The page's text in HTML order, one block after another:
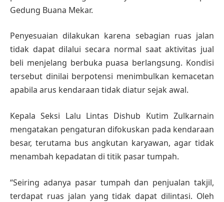
Gedung Buana Mekar.
Penyesuaian dilakukan karena sebagian ruas jalan
tidak dapat dilalui secara normal saat aktivitas jual
beli menjelang berbuka puasa berlangsung. Kondisi
tersebut dinilai berpotensi menimbulkan kemacetan
apabila arus kendaraan tidak diatur sejak awal.
Kepala Seksi Lalu Lintas Dishub Kutim Zulkarnain
mengatakan pengaturan difokuskan pada kendaraan
besar, terutama bus angkutan karyawan, agar tidak
menambah kepadatan di titik pasar tumpah.
“Seiring adanya pasar tumpah dan penjualan takjil,
terdapat ruas jalan yang tidak dapat dilintasi. Oleh